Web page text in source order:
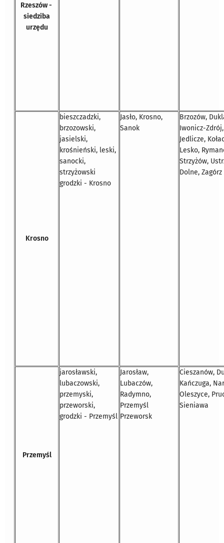
Rzeszów -
siedziba
urzędu
Krosno
bieszczadzki,
brzozowski,
jasielski,
krośnieński, leski,
sanocki,
strzyżowski
grodzki - Krosno
Jasło, Krosno,
Sanok
Brzozów,
Iwonicz-Zdrój,
Jedlicze,
Lesko,
Strzyżów,
Dolne, Zagórz
Przemyśl
jarosławski,
lubaczowski,
przemyski,
przeworski,
grodzki - Przemyśl
Jarosław,
Lubaczów,
Radymno,
Przemyśl
Przeworsk
Cieszanów,
Kańczuga,
Oleszyce,
Sieniawa